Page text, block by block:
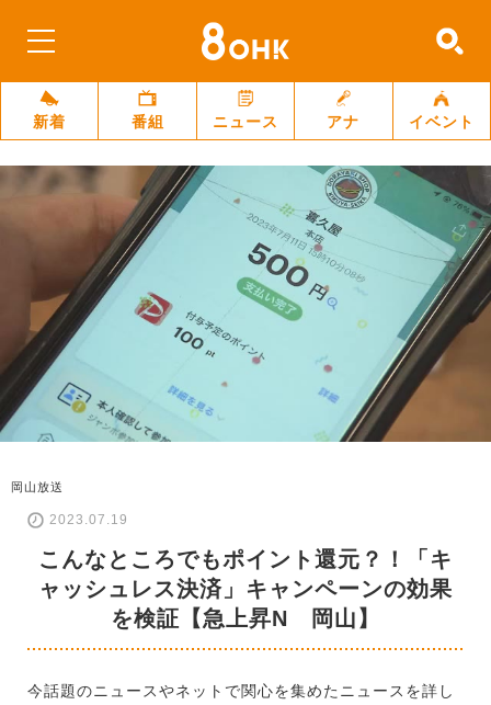
新着 番組 ニュース アナ イベント
岡山放送
2023.07.19
こんなところでもポイント還元？！「キ
ャッシュレス決済」キャンペーンの効果
を検証【急上昇N 岡山】
今話題のニュースやネットで関心を集めたニュースを詳し